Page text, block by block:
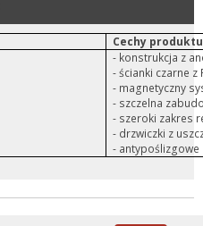
Cechy
- konstrukcja z
- ścianki czarne z
- magnetyczny
- szczelna
- szeroki zakres
- drzwiczki z
-